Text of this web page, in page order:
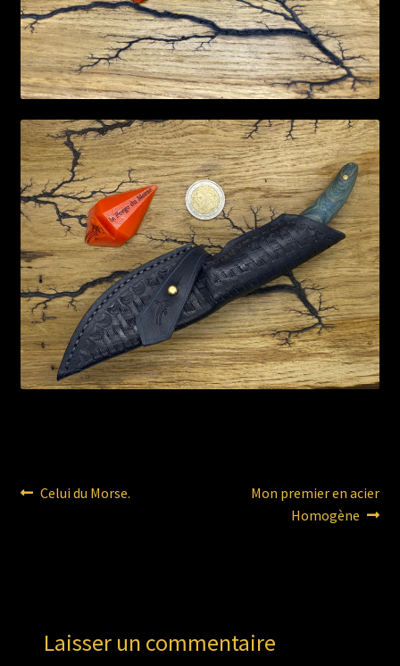
Navigation
Article
Celui du Morse.
Article
suivant :
Mon premier en acier
Homogène
Laisser un commentaire